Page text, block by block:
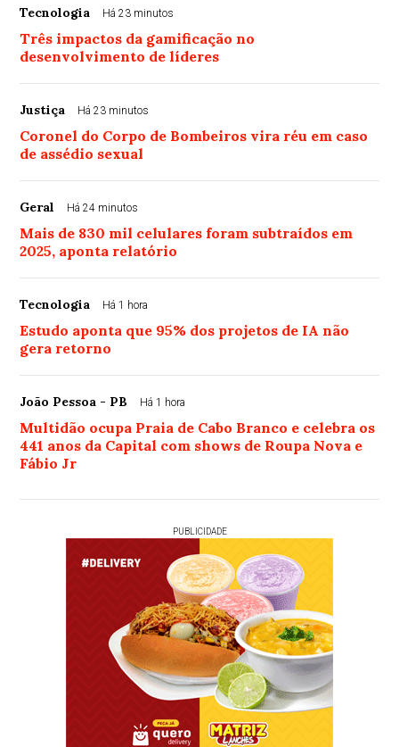
Tecnologia Há 23 minutos
Três impactos da gamificação no
desenvolvimento de líderes
Justiça Há 23 minutos
Coronel do Corpo de Bombeiros vira réu em caso
de assédio sexual
Geral Há 24 minutos
Mais de 830 mil celulares foram subtraídos em
2025, aponta relatório
Tecnologia Há 1 hora
Estudo aponta que 95% dos projetos de IA não
gera retorno
João Pessoa - PB Há 1 hora
Multidão ocupa Praia de Cabo Branco e celebra os
441 anos da Capital com shows de Roupa Nova e
Fábio Jr
PUBLICIDADE